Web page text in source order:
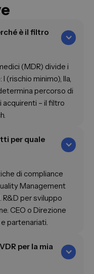
è il filtro
(MDR) divide i
(rischio minimo), IIa,
percorso di
– il filtro
per quale
di compliance
Management
R&D per sviluppo
CEO o Direzione
partenariati.
per la mia